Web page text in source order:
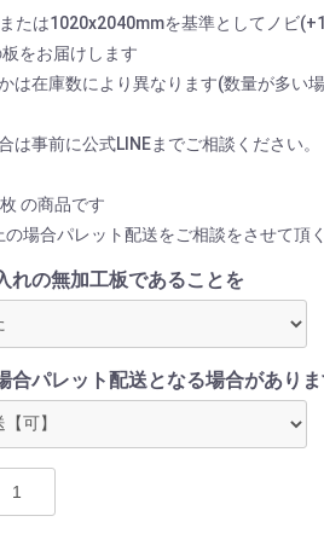
たは1020x2040mmを基準としてノビ
をお届けします
は在庫数により異なります(数量が多い
は事前に公式LINEまでご相談ください。
の商品です
場合パレット配送をご相談をさせて頂
れの無加工板であることを
合パレット配送となる場合があり